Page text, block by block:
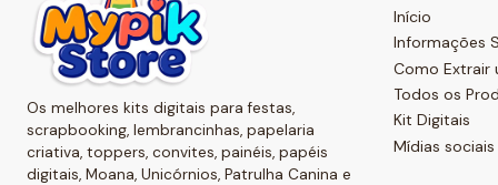
Os melhores kits digitais para festas,
scrapbooking, lembrancinhas, papelaria
criativa, toppers, convites, painéis, papéis
digitais, Moana, Unicórnios, Patrulha Canina e
Início
Informações
Como Extrair
Todos os
Kit Digitais
Mídias sociais